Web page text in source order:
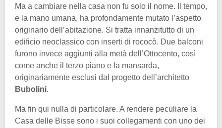
Ma a cambiare nella casa non fu solo il nome. Il tempo,
e la mano umana, ha profondamente mutato l’aspetto
originario dell’abitazione. Si tratta innanzitutto di un
edificio neoclassico con inserti di rococò. Due balconi
furono invece aggiunti alla metà dell’Ottocento, così
come anche il terzo piano e la mansarda,
originariamente esclusi dal progetto dell’architetto
Bubolini.
Ma fin qui nulla di particolare. A rendere peculiare la
Casa delle Bisse sono i suoi collegamenti con uno dei